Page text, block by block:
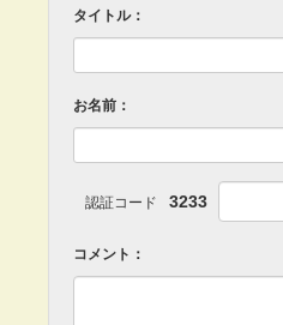
タイトル：
お名前：
認証コード 3233
コメント：